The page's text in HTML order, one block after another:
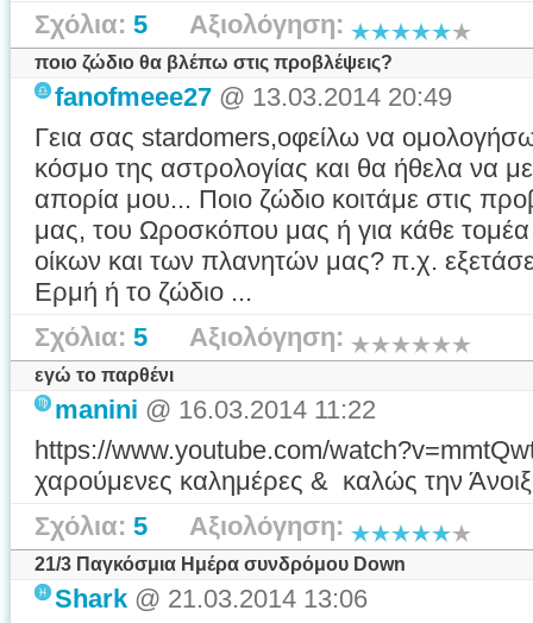
Σχόλια: 5 Αξιολόγηση:
ποιο ζώδιο θα βλέπω στις προβλέψεις?
fanofmeee27 @ 13.03.2014 20:49
Γεια σας stardomers,οφείλω να
κόσμο της αστρολογίας και θα ήθελα να
απορία μου... Ποιο ζώδιο κοιτάμε στις
μας, του Ωροσκόπου μας ή για κάθε
οίκων και των πλανητών μας? π.χ.
Ερμή ή το ζώδιο ...
Σχόλια: 5 Αξιολόγηση:
εγώ το παρθένι
manini @ 16.03.2014 11:22
https://www.youtube.com/
χαρούμενες καλημέρες & καλώς την
Σχόλια: 5 Αξιολόγηση:
21/3 Παγκόσμια Ημέρα συνδρόμου Down
Shark @ 21.03.2014 13:06